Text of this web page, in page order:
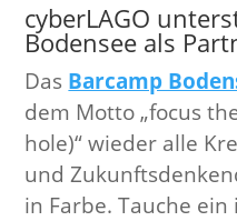
cyberLAGO
Bodensee als
Das Barcamp
dem Motto „focus
hole)“ wieder alle
und
in Farbe. Tauche ein